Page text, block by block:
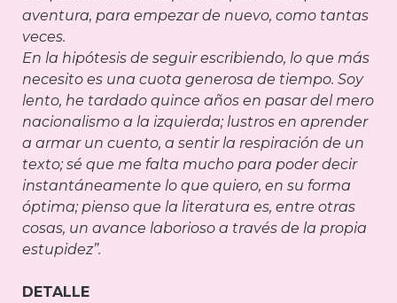
aventura, para empezar de nuevo, como tantas
veces.
En la hipótesis de seguir escribiendo, lo que más
necesito es una cuota generosa de tiempo. Soy
lento, he tardado quince años en pasar del mero
nacionalismo a la izquierda; lustros en aprender
a armar un cuento, a sentir la respiración de un
texto; sé que me falta mucho para poder decir
instantáneamente lo que quiero, en su forma
óptima; pienso que la literatura es, entre otras
cosas, un avance laborioso a través de la propia
estupidez”.
DETALLE